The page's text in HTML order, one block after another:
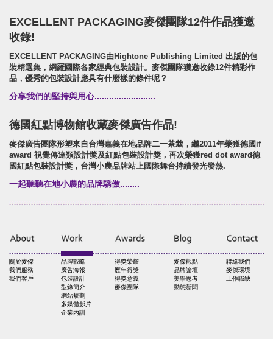
EXCELLENT PACKAGING麥傑團隊12件作品獲邀
收錄!
EXCELLENT PACKAGING由Hightone Publishing Limited 出版的包
裝精選集，網羅國際各家經典包裝設計。麥傑團隊獲邀收錄12件精彩作
品，優秀的包裝設計應具有什麼樣的條件呢？
分享我們的堅持與用心.........................
德國紅點博物館收藏麥傑廣告作品!
麥傑廣告團隊形塑來自台灣嘉義在地品牌二一茶栽，繼2011年榮獲德國if
award 視覺傳達類設計獎及紅點包裝設計獎，再次榮獲red dot award德
國紅點包裝設計獎，台灣小農品牌站上國際舞台持續發光發熱.
一起聽聽在地小農的品牌驕傲........
關於麥傑
我們服務
我們客戶
品牌戰略
廣告海報
包裝設計
型錄簡介
網站規劃
多媒體影片
企業內訓
得獎榮耀
歷年得獎
得獎意義
麥傑團隊
麥傑觀點
品牌論壇
美學思考
動態新聞
聯絡我們
麥傑環境
工作職缺